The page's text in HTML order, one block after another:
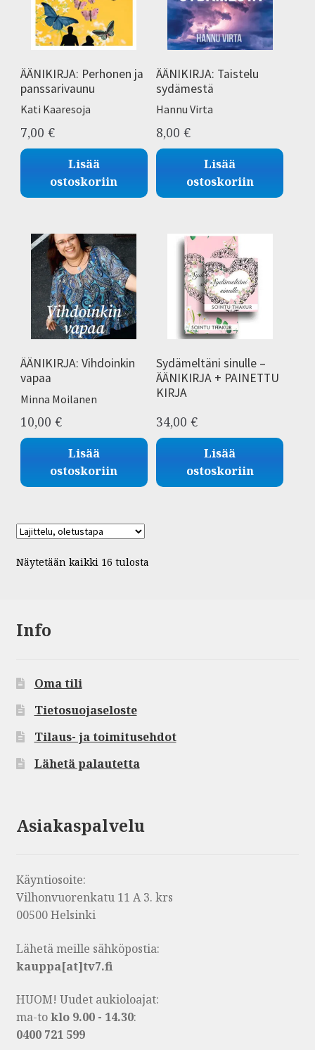
ÄÄNIKIRJA: Perhonen ja
panssarivaunu
Kati Kaaresoja
7,00 €
Lisää
ostoskoriin
ÄÄNIKIRJA: Taistelu
sydämestä
Hannu Virta
8,00 €
Lisää
ostoskoriin
ÄÄNIKIRJA: Vihdoinkin
vapaa
Minna Moilanen
10,00 €
Lisää
ostoskoriin
Sydämeltäni sinulle –
ÄÄNIKIRJA + PAINETTU
KIRJA
34,00 €
Lisää
ostoskoriin
Näytetään kaikki 16 tulosta
Info
Oma tili
Tietosuojaseloste
Tilaus- ja toimitusehdot
Lähetä palautetta
Asiakaspalvelu
Käyntiosoite:
Vilhonvuorenkatu 11 A 3. krs
00500 Helsinki
Lähetä meille sähköpostia:
kauppa[at]tv7.fi
HUOM! Uudet aukioloajat:
ma-toklo 9.00 - 14.30:
0400 721 599